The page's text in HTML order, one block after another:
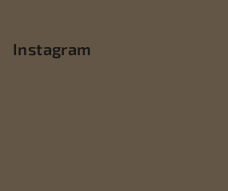
Instagram